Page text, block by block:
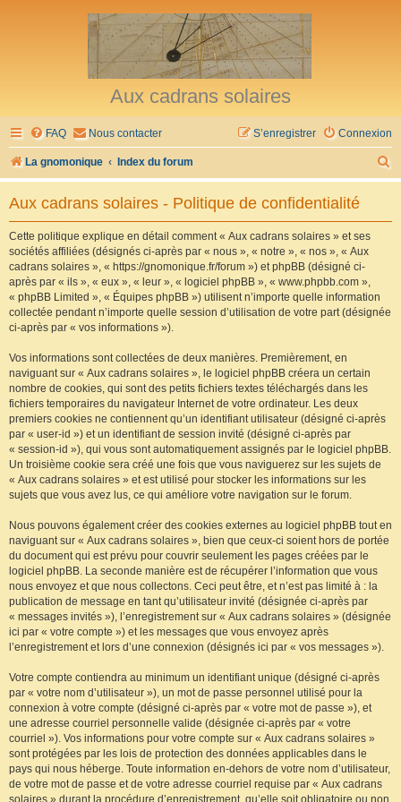
Aux cadrans solaires
FAQ Nous contacter Connexion
S’enregistrer
La gnomonique Index du forum
e
Aux cadrans solaires - Politique de confidentialité
Cette politique explique en détail comment « Aux cadrans solaires » et ses
sociétés affiliées (désignés ci-après par « nous », « notre », « nos », « Aux
cadrans solaires », « https://gnomonique.fr/forum ») et phpBB (désigné ci-
après par « ils », « eux », « leur », « logiciel phpBB », « www.phpbb.com »,
« phpBB Limited », « Équipes phpBB ») utilisent n’importe quelle information
collectée pendant n’importe quelle session d’utilisation de votre part (désignée
ci-après par « vos informations »).
Vos informations sont collectées de deux manières. Premièrement, en
naviguant sur « Aux cadrans solaires », le logiciel phpBB créera un certain
nombre de cookies, qui sont des petits fichiers textes téléchargés dans les
fichiers temporaires du navigateur Internet de votre ordinateur. Les deux
premiers cookies ne contiennent qu’un identifiant utilisateur (désigné ci-après
par « user-id ») et un identifiant de session invité (désigné ci-après par
« session-id »), qui vous sont automatiquement assignés par le logiciel phpBB.
Un troisième cookie sera créé une fois que vous naviguerez sur les sujets de
« Aux cadrans solaires » et est utilisé pour stocker les informations sur les
sujets que vous avez lus, ce qui améliore votre navigation sur le forum.
Nous pouvons également créer des cookies externes au logiciel phpBB tout en
naviguant sur « Aux cadrans solaires », bien que ceux-ci soient hors de portée
du document qui est prévu pour couvrir seulement les pages créées par le
logiciel phpBB. La seconde manière est de récupérer l’information que vous
nous envoyez et que nous collectons. Ceci peut être, et n’est pas limité à : la
publication de message en tant qu’utilisateur invité (désignée ci-après par
« messages invités »), l’enregistrement sur « Aux cadrans solaires » (désignée
ici par « votre compte ») et les messages que vous envoyez après
l’enregistrement et lors d’une connexion (désignés ici par « vos messages »).
Votre compte contiendra au minimum un identifiant unique (désigné ci-après
par « votre nom d’utilisateur »), un mot de passe personnel utilisé pour la
connexion à votre compte (désigné ci-après par « votre mot de passe »), et
une adresse courriel personnelle valide (désignée ci-après par « votre
courriel »). Vos informations pour votre compte sur « Aux cadrans solaires »
sont protégées par les lois de protection des données applicables dans le
pays qui nous héberge. Toute information en-dehors de votre nom d’utilisateur,
de votre mot de passe et de votre adresse courriel requise par « Aux cadrans